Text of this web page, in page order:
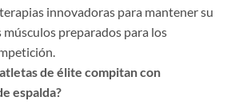
innovadoras para mantener su
músculos preparados para los
de élite compitan con
espalda?